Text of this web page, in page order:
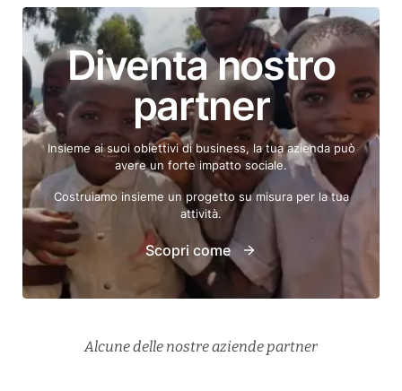
Diventa nostro
partner
Insieme ai suoi obiettivi di business, la tua azienda può
avere un forte impatto sociale.
Costruiamo insieme un progetto su misura per la tua
attività.
Scopri come
Alcune delle nostre aziende partner